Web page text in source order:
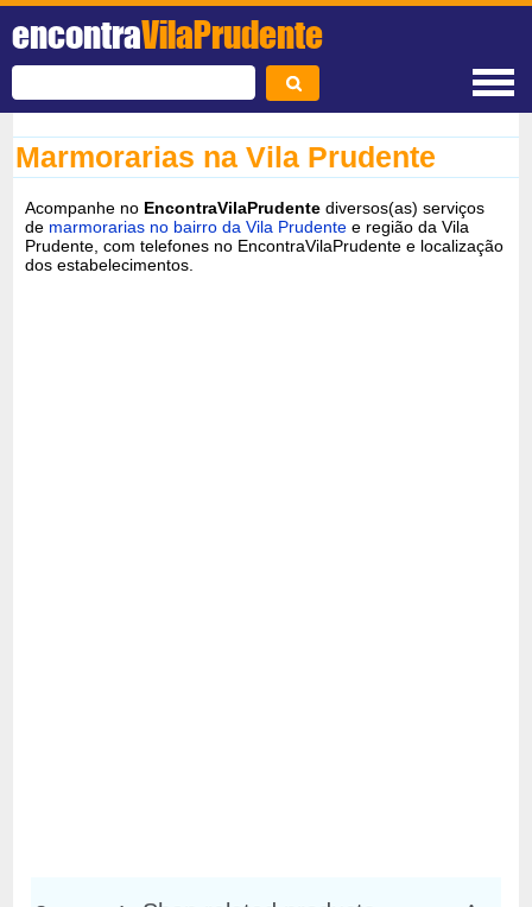
encontraVilaPrudente
Marmorarias na Vila Prudente
Acompanhe no EncontraVilaPrudente diversos(as) serviços
de marmorarias no bairro da Vila Prudente e região da Vila
Prudente, com telefones no EncontraVilaPrudente e localização
dos estabelecimentos.